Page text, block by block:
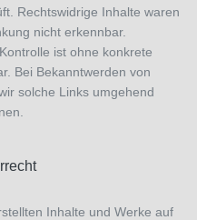
Rechtswidrige Inhalte waren
nicht erkennbar.
ist ohne konkrete
Bei Bekanntwerden von
solche Links umgehend
Inhalte und Werke auf